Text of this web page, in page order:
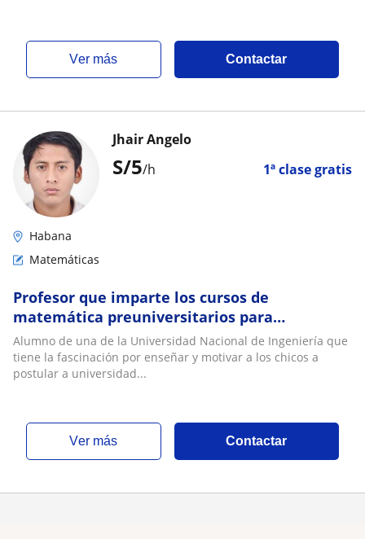
ver más Contactar
S/5/h 1ª clase gratis
Jhair Angelo
Habana
Matemáticas
Profesor que imparte los cursos de
matemática preuniversitarios para
universidades públicas o colegio
Alumno de una de la Universidad Nacional de Ingeniería que
tiene la fascinación por enseñar y motivar a los chicos a
postular a universidad...
ver más Contactar